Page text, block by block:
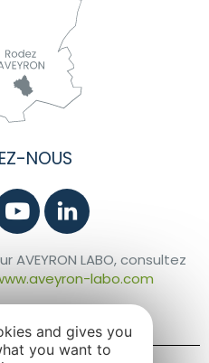
NOUS
AVEYRON LABO, consultez
labo.com
2021
and gives you
you want to